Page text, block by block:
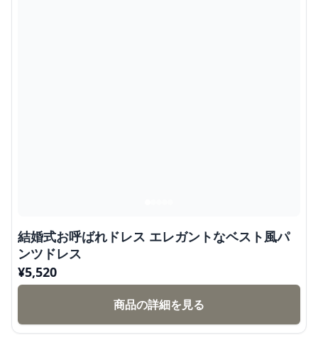
結婚式お呼ばれドレス エレガントなベスト風パ
ンツドレス
¥5,520
商品の詳細を見る